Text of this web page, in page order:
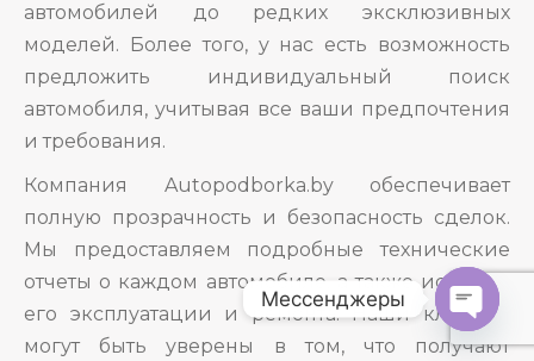
автомобилей до редких эксклюзивных
моделей. Более того, у нас есть возможность
предложить индивидуальный поиск
автомобиля, учитывая все ваши предпочтения
и требования.
Компания Autopodborka.by обеспечивает
полную прозрачность и безопасность сделок.
Мы предоставляем подробные технические
отчеты о каждом автомобиле, а также историю
его эксплуатации и ремонта. Наши клиенты
могут быть уверены в том, что получают
Мессенджеры
O